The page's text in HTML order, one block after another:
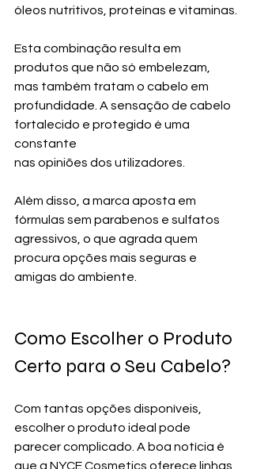
óleos nutritivos, proteínas e vitaminas.
Esta combinação resulta em
produtos que não só embelezam,
mas também tratam o cabelo em
profundidade. A sensação de cabelo
fortalecido e protegido é uma
constante
nas opiniões dos utilizadores.
Além disso, a marca aposta em
fórmulas sem parabenos e sulfatos
agressivos, o que agrada quem
procura opções mais seguras e
amigas do ambiente.
Como Escolher o Produto
Certo para o Seu Cabelo?
Com tantas opções disponíveis,
escolher o produto ideal pode
parecer complicado. A boa notícia é
que a NYCE Cosmetics oferece linhas